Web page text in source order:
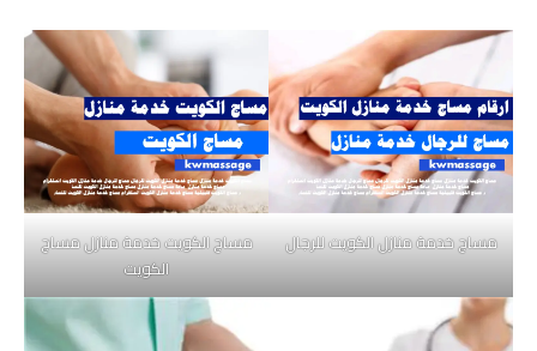
مساج خدمة منازل الكويت للرجال
مساج الكويت خدمة منازل مساج
الكويت